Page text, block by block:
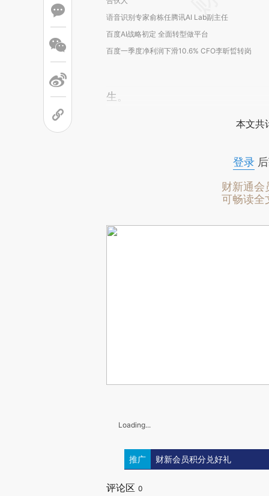
语音识别专家俞栋任腾讯AI Lab副主任
百度AI战略初定 全面转型做平台
百度一季度净利润下滑10.6% CFO李昕晢转岗
生。
本文共
登录后
财新通会
可畅读全
Loading...
推广 财新会员积分兑好礼
评论区 0